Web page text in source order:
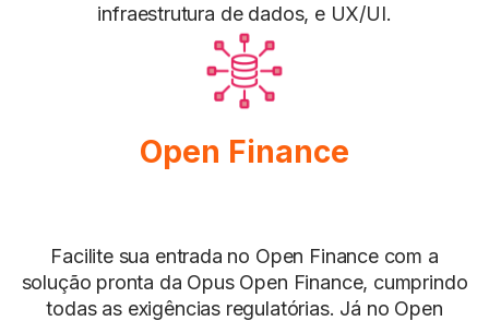
infraestrutura de dados, e UX/UI.
Open Finance
Facilite sua entrada no Open Finance com a
solução pronta da Opus Open Finance, cumprindo
todas as exigências regulatórias. Já no Open